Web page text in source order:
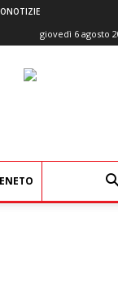
giovedì 6 agosto